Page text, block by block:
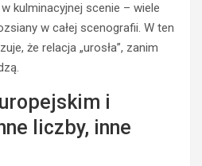
kulminacyjnej scenie – wiele
w całej scenografii. W ten
że relacja „urosła”, zanim
i
liczby, inne